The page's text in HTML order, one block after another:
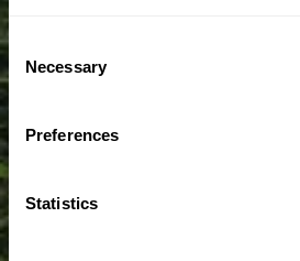
Consent
Selection
Necessary
Preferences
Statistics